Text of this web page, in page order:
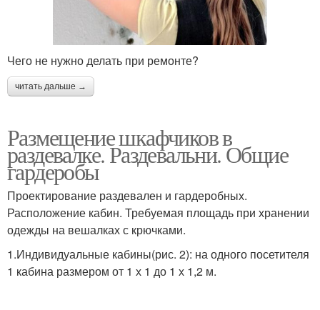
Чего не нужно делать при ремонте?
читать дальше →
Размещение шкафчиков в
раздевалке. Раздевальни. Общие
гардеробы
Проектирование раздевален и гардеробных.
Расположение кабин. Требуемая площадь при хранении
одежды на вешалках с крючками.
1.Индивидуальные кабины(рис. 2): на одного посетителя
1 кабина размером от 1 х 1 до 1 х 1,2 м.